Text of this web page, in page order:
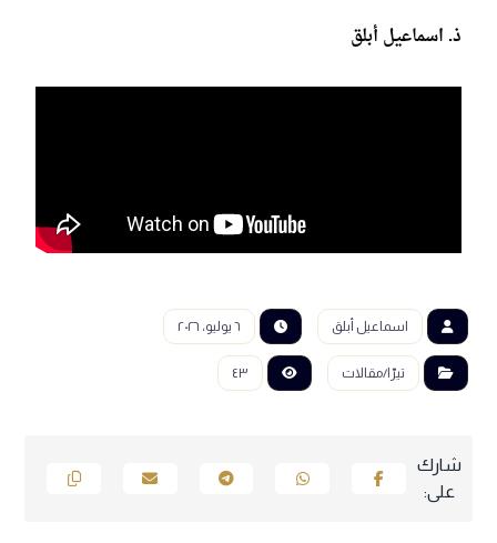
ذ. اسماعيل أبلق
اسماعيل أبلق ٦ يوليو، ٢٠٢٦
تيرّا/مقالات ٤٣